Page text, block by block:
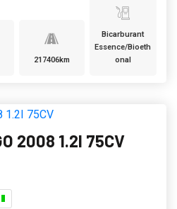
217406km
Bicarburant
Essence/Bioeth
onal
2008 1.2I 75CV